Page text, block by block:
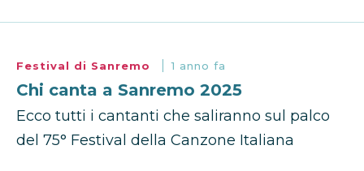
Festival di Sanremo 1 anno fa
Chi canta a Sanremo 2025
Ecco tutti i cantanti che saliranno sul palco
del 75° Festival della Canzone Italiana